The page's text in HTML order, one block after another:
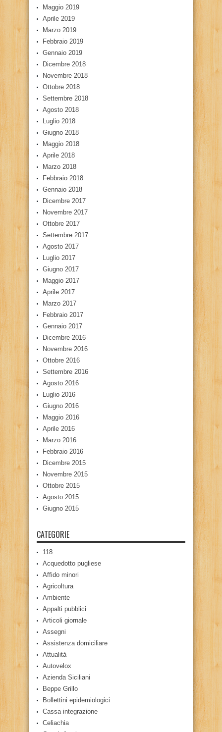
Maggio 2019
Aprile 2019
Marzo 2019
Febbraio 2019
Gennaio 2019
Dicembre 2018
Novembre 2018
Ottobre 2018
Settembre 2018
Agosto 2018
Luglio 2018
Giugno 2018
Maggio 2018
Aprile 2018
Marzo 2018
Febbraio 2018
Gennaio 2018
Dicembre 2017
Novembre 2017
Ottobre 2017
Settembre 2017
Agosto 2017
Luglio 2017
Giugno 2017
Maggio 2017
Aprile 2017
Marzo 2017
Febbraio 2017
Gennaio 2017
Dicembre 2016
Novembre 2016
Ottobre 2016
Settembre 2016
Agosto 2016
Luglio 2016
Giugno 2016
Maggio 2016
Aprile 2016
Marzo 2016
Febbraio 2016
Dicembre 2015
Novembre 2015
Ottobre 2015
Agosto 2015
Giugno 2015
CATEGORIE
118
Acquedotto pugliese
Affido minori
Agricoltura
Ambiente
Appalti pubblici
Articoli giornale
Assegni
Assistenza domiciliare
Attualità
Autovelox
Azienda Siciliani
Beppe Grillo
Bollettini epidemiologici
Cassa integrazione
Celiachia